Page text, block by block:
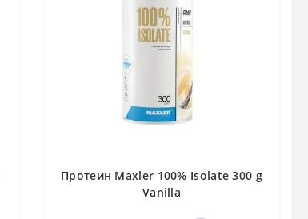
Протеин Maxler 100% Isolate 300 g
Vanilla